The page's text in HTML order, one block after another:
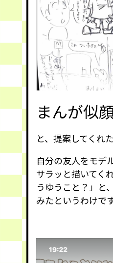
まんが似
と、提案してくれ
自分の友人をモデ
サラッと描いてく
うゆうこと？」と
みたというわけです